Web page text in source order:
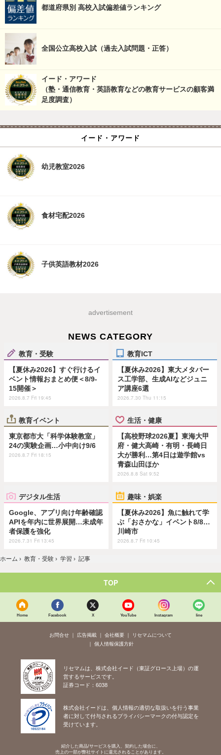
都道府県別 高校入試偏差値ランキング
全国公立高校入試（過去入試問題・正答）
イード・アワード
（塾・通信教育・英語教育などの教育サービスの顧客満
足度調査）
イード・アワード
幼児教室2026
食材宅配2026
子供英語教材2026
advertisement
NEWS CATEGORY
教育・受験
【夏休み2026】すぐ行けるイ
ベント情報おまとめ便＜8/9-
15開催＞
2026.8.7 Fri 19:45
教育ICT
【夏休み2026】東大メタバー
ス工学部、生成AIなどジュニ
ア講座6選
2026.7.30 Thu 11:15
教育イベント
東京都市大「科学体験教室」
24の実験企画…小中向け9/6
2026.8.7 Fri 18:15
生活・健康
【高校野球2026夏】東海大甲
府・健大高崎・有明・長崎日
大が勝利…第4日は遊学館vs
青森山田ほか
2026.8.8 Sat 9:52
デジタル生活
Google、アプリ向け年齢確認
APIを年内に世界展開…未成年
者保護を強化
2026.7.31 Fri 13:45
趣味・娯楽
【夏休み2026】魚に触れて学
ぶ「おさかな」イベント8/8…
川崎市
2026.8.7 Fri 10:45
ホーム › 教育・受験 › 学習 › 記事
TOP
Home Facebook X YouTube Instagram line
お問合せ 広告掲載 会社概要
リセマムについて
個人情報保護方針
リセマムは、株式会社イード（東証グロース上場）の運
営するサービスです。
証券コード：6038
株式会社イードは、個人情報の適切な取扱いを行う事業
者に対して付与されるプライバシーマークの付与認定を
受けています。
紹介した商品/サービスを購入、契約した場合に、
売上の一部が弊社サイトに還元されることがあります。